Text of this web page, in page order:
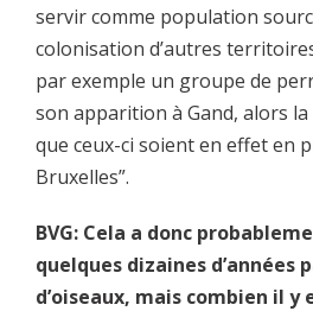
servir comme population
colonisation d’autres
par exemple un groupe de
son apparition à Gand, alors
que ceux-ci soient en effet en
Bruxelles”.
BVG: Cela a donc
quelques dizaines d’années
d’oiseaux, mais combien il y